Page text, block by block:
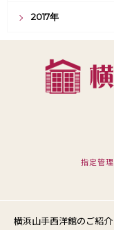
2017年
指定管
横浜山手西洋館のご紹介